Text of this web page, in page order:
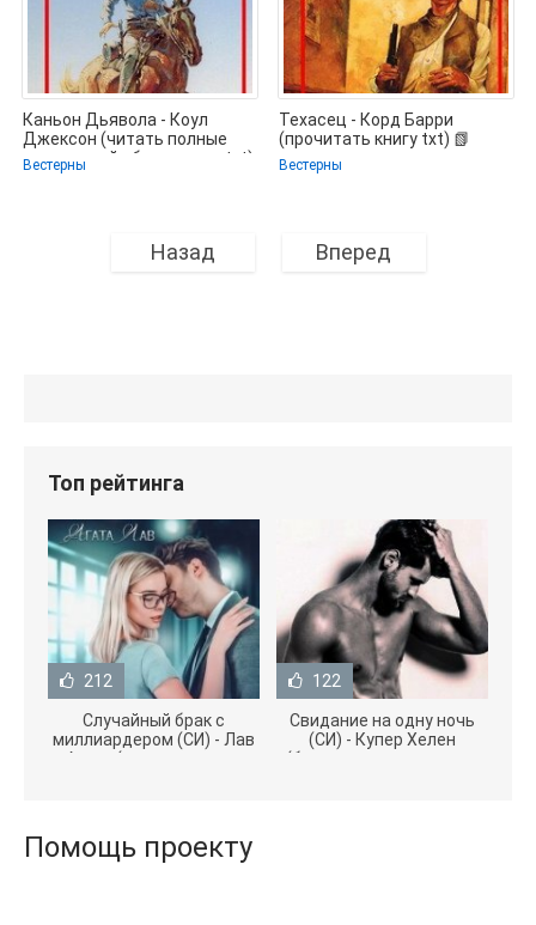
Каньон Дьявола - Коул
Джексон (читать полные
книги онлайн бесплатно .txt)
Вестерны
Техасец - Корд Барри
(прочитать книгу txt) 📗
Вестерны
Назад Вперед
Топ рейтинга
212
Случайный брак с
миллиардером (СИ) - Лав
Агата (полная версия
122
Свидание на одну ночь
(СИ) - Купер Хелен
(бесплатные серии книг
Помощь проекту